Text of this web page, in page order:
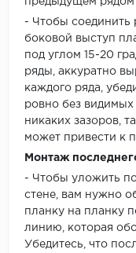
- Чтобы соединить
боковой выступ
под углом 15-20
ряды, аккуратно
каждого ряда,
ровно без видимых
никаких зазоров,
может привести к
Монтаж
- Чтобы уложить
стене, вам нужно
планку на планку
линию, которая
Убедитесь, что